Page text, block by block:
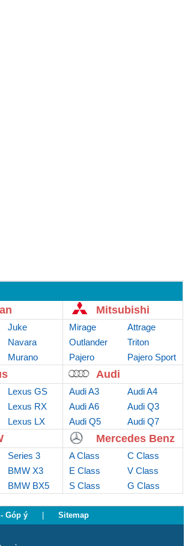
Juke
Navara
Murano
Mitsubishi
Mirage
Attrage
Outlander
Sport
Triton
Pajero
Pajero Sport
Lexus GS
Lexus RX
Lexus LX
Audi
Audi A3
Audi A4
Audi A6
Audi Q3
Audi Q5
Audi Q7
Series 3
BMW X3
BMW BX5
Mercedes Benz
A Class
C Class
E Class
V Class
S Class
G Class
Góp ý Sitemap